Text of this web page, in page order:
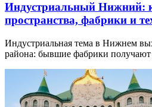
Индустриальный Нижний:
пространства, фабрики и
Индустриальная тема в Нижнем
района: бывшие фабрики